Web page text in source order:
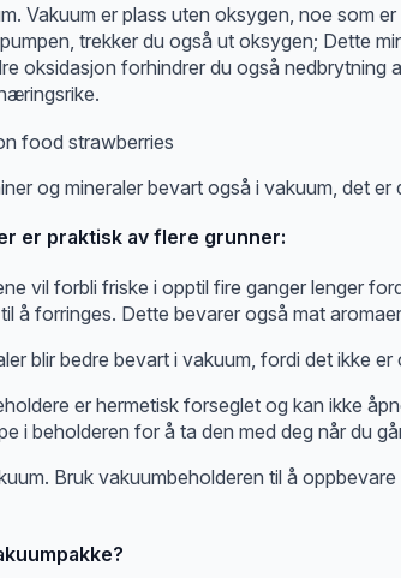
Vakuum er plass uten oksygen, noe som
trekker du også ut oksygen; Dette
oksidasjon forhindrer du også
og mineraler bevart også i vakuum, det
er praktisk av flere grunner:
vil forbli friske i opptil fire ganger lenger
å forringes. Dette bevarer også mat
blir bedre bevart i vakuum, fordi det ikke
er hermetisk forseglet og kan ikke
i beholderen for å ta den med deg når du
Bruk vakuumbeholderen til å